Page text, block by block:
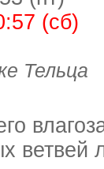
(сб)
Тельца